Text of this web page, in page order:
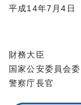
平成14年7月4日
財務大臣
国家公安委員会
警察庁長官